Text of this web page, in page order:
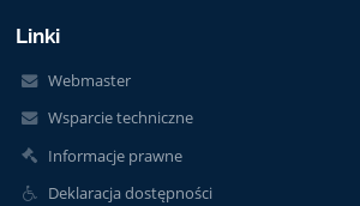
Linki
Webmaster
Wsparcie techniczne
Informacje prawne
Deklaracja dostępności